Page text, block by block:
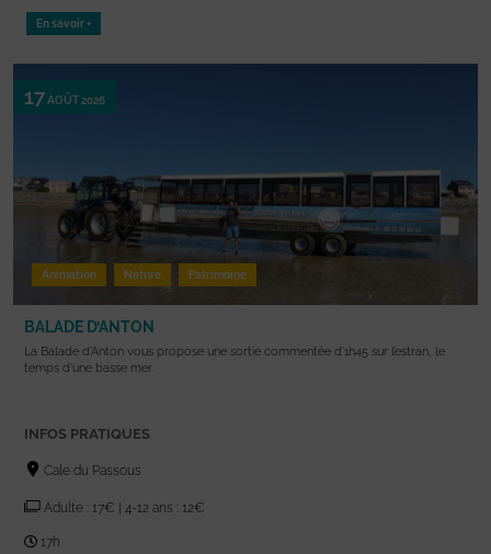
En savoir +
17 AOÛT 2026
Animation Nature Patrimoine
BALADE D’ANTON
La Balade d’Anton vous propose une sortie commentée d’1h45 sur l’estran, le
temps d’une basse mer.
INFOS PRATIQUES
Cale du Passous
Adulte : 17€ | 4-12 ans : 12€
17h